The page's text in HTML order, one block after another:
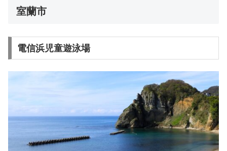
室蘭市
電信浜児童遊泳場